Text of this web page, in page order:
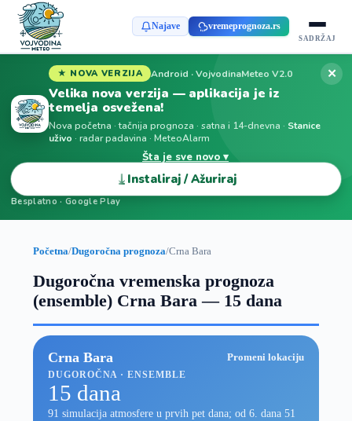
Najave vremeprognoza.rs
SADRŽAJ
★ NOVA VERZIJA Android · VojvodinaMeteo V2.0
Velika nova verzija — aplikacija je iz
temelja osvežena!
Nova početna · tačnija prognoza · satna i 14-dnevna · Stanice
uživo · radar padavina · MeteoAlarm
Šta je sve novo ▾
⤓ Instaliraj / Ažuriraj
Besplatno · Google Play
✕
Početna/Dugoročna prognoza/Crna Bara
Dugoročna vremenska prognoza
(ensemble) Crna Bara — 15 dana
Crna Bara Promeni lokaciju
DUGOROČNA · ENSEMBLE
15 dana
91 simulacija atmosfere u prvih pet dana; od 6. dana 51